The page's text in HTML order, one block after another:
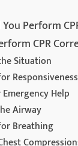
Perform
CPR
Situation
Responsiveness
Help
Airway
Breathing